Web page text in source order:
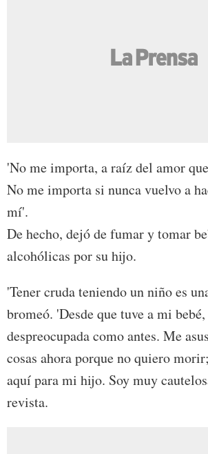
'No me importa, a raíz del amor
No me importa si nunca vuelvo a
mí'.
De hecho, dejó de fumar y tomar
alcohólicas por su hijo.
'Tener cruda teniendo un niño es
bromeó. 'Desde que tuve a mi
despreocupada como antes. Me
cosas ahora porque no quiero
aquí para mi hijo. Soy muy
revista.